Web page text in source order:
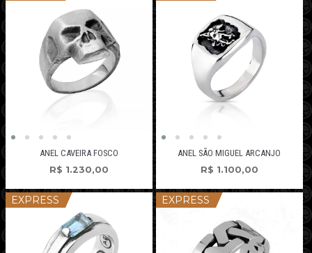
ANEL CAVEIRA FOSCO
R$ 1.230,00
ANEL SÃO MIGUEL ARCANJO
R$ 1.100,00
EXPRESS EXPRESS